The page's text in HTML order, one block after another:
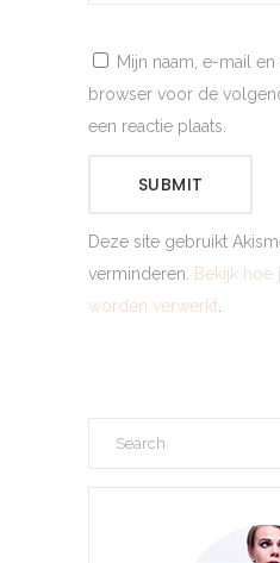
Mijn naam, e-mail
browser voor de
een reactie plaats.
SUBMIT
Deze site gebruikt
verminderen.
Bekijk hoe
worden verwerkt